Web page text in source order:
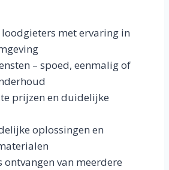
loodgieters met ervaring in
– spoed, eenmalig of
prijzen en duidelijke
oplossingen en
ontvangen van meerdere